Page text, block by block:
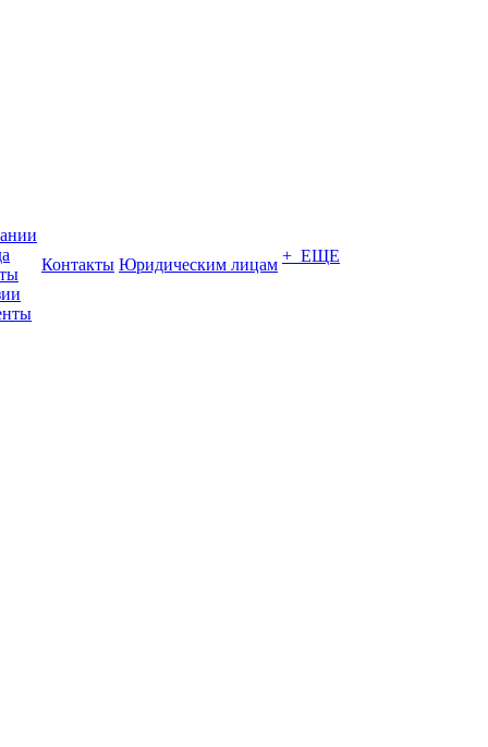
Контакты Юридическим лицам + ЕЩЕ